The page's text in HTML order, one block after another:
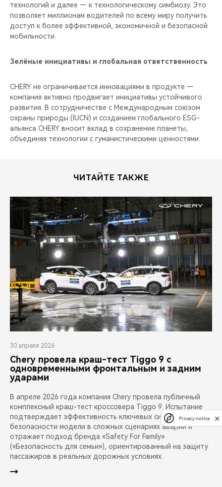
технологий и далее — к технологическому симбиозу. Это
позволяет миллионам водителей по всему миру получить
доступ к более эффективной, экономичной и безопасной
мобильности.
Зелёные инициативы и глобальная ответственность
CHERY не ограничивается инновациями в продукте —
компания активно продвигает инициативы устойчивого
развития. В сотрудничестве с Международным союзом
охраны природы (IUCN) и созданием глобального ESG-
альянса CHERY вносит вклад в сохранение планеты,
объединяя технологии с гуманистическими ценностями.
ЧИТАЙТЕ ТАКЖЕ
30 апреля 2026
Chery провела краш-тест Tiggo 9 с
одновременными фронтальным и задним
ударами
В апреле 2026 года компания Chery провела публичный
комплексный краш-тест кроссовера Tiggo 9. Испытание
подтверждает эффективность ключевых систем
безопасности модели в сложных сценариях аварий и
отражает подход бренда «Safety For Family»
(«Безопасность для семьи»), ориентированный на защиту
пассажиров в реальных дорожных условиях.
Privacy notice